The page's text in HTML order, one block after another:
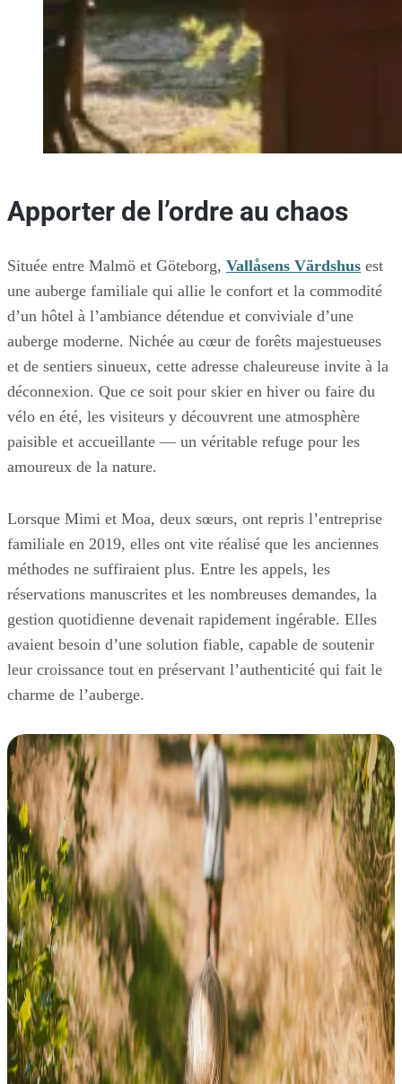
Apporter de l’ordre au chaos
Située entre Malmö et Göteborg, Vallåsens Värdshus est
une auberge familiale qui allie le confort et la commodité
d’un hôtel à l’ambiance détendue et conviviale d’une
auberge moderne. Nichée au cœur de forêts majestueuses
et de sentiers sinueux, cette adresse chaleureuse invite à la
déconnexion. Que ce soit pour skier en hiver ou faire du
vélo en été, les visiteurs y découvrent une atmosphère
paisible et accueillante — un véritable refuge pour les
amoureux de la nature.
Lorsque Mimi et Moa, deux sœurs, ont repris l’entreprise
familiale en 2019, elles ont vite réalisé que les anciennes
méthodes ne suffiraient plus. Entre les appels, les
réservations manuscrites et les nombreuses demandes, la
gestion quotidienne devenait rapidement ingérable. Elles
avaient besoin d’une solution fiable, capable de soutenir
leur croissance tout en préservant l’authenticité qui fait le
charme de l’auberge.